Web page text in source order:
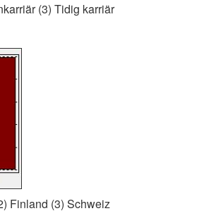
(3) Tidig karriär
Finland (3) Schweiz